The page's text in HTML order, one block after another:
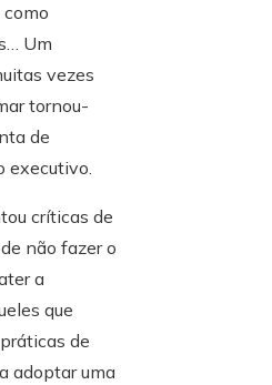
Um
vezes
tornou-
de
executivo.
críticas de
não fazer o
a
que
de
adoptar uma